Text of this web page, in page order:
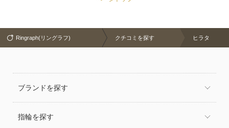
Ringraph(リングラフ) クチコミを探す ヒラタ
ブランドを探す
指輪を探す